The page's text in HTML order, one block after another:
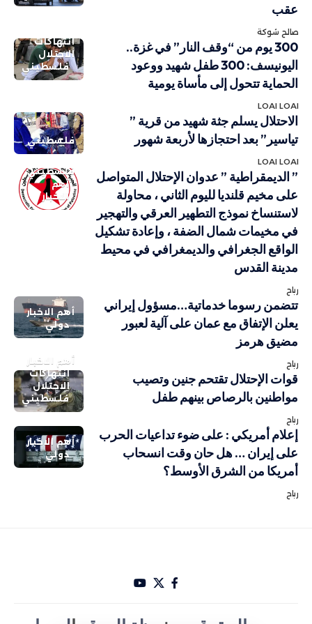
عقب
صالح شوكة
انتهاكات
الاحتلال
فلسطيني
300 يوم من “وقف النار” في غزة..
اليونيسف: 300 طفل شهيد ووعود
الحماية تتحول إلى مأساة يومية
LOAI LOAI
فلسطيني
الاحتلال يسلم جثة شهيد من قرية ”
تياسير” بعد احتجازها لأربعة شهور
LOAI LOAI
فلسطيني
أهم
الاخبار
” الديمقراطية ” عدوان الإحتلال المتواصل
على مخيم قلنديا لليوم الثاني ، محاولة
لاستنساخ نموذج التطهير العرقي والتهجير
في مخيمات شمال الضفة ، وإعادة تشكيل
الواقع الجغرافي والديمغرافي في محيط
مدينة القدس
رباح
أهم الاخبار
دولي
تتضمن رسوما خدماتية…مسؤول إيراني
يعلن الإتفاق مع عمان على آلية لعبور
مضيق هرمز
رباح
أهم الاخبار
انتهاكات
الاحتلال
فلسطيني
قوات الإحتلال تقتحم جنين وتصيب
مواطنين بالرصاص بينهم طفل
رباح
أهم الاخبار
دولي
إعلام أمريكي : على ضوء تداعيات الحرب
على إيران … هل حان وقت انسحاب
أمريكا من الشرق الأوسط؟
رباح